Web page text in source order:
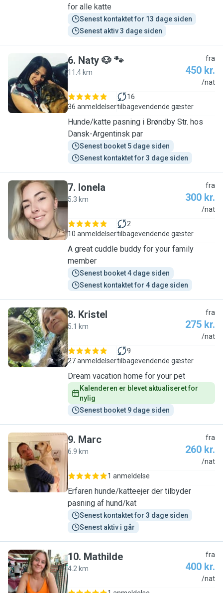
for alle katte
Senest kontaktet for 13 dage siden
Senest aktiv 3 dage siden
N
6. Naty 🐶 🐾
11.4 km
fra
450 kr.
/nat
36 anmeldelser
16
tilbagevendende gæster
Hunde/katte pasning i Brøndby Str. hos
Dansk-Argentinsk par
Senest booket 5 dage siden
Senest kontaktet for 3 dage siden
I
7. Ionela
5.3 km
fra
300 kr.
/nat
10 anmeldelser
2
tilbagevendende gæster
A great cuddle buddy for your family
member
Senest booket 4 dage siden
Senest kontaktet for 4 dage siden
K
8. Kristel
5.1 km
fra
275 kr.
/nat
27 anmeldelser
9
tilbagevendende gæster
Dream vacation home for your pet
Kalenderen er blevet aktualiseret for
nylig
Senest booket 9 dage siden
M
9. Marc
6.9 km
fra
260 kr.
/nat
1 anmeldelse
Erfaren hunde/katteejer der tilbyder
pasning af hund/kat
Senest kontaktet for 3 dage siden
Senest aktiv i går
M
10. Mathilde
4.2 km
fra
400 kr.
/nat